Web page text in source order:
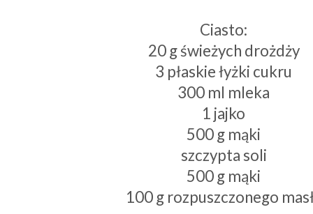
Ciasto:
20 g świeżych drożdży
3 płaskie łyżki cukru
300 ml mleka
1 jajko
500 g mąki
szczypta soli
500 g mąki
100 g rozpuszczonego